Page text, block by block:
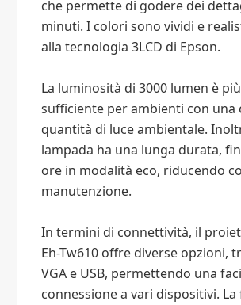
che permette di godere dei
minuti. I colori sono vividi e
alla tecnologia 3LCD di Epson.
La luminosità di 3000 lumen è
sufficiente per ambienti con una
quantità di luce ambientale.
lampada ha una lunga durata,
ore in modalità eco, riducendo
manutenzione.
In termini di connettività, il
Eh-Tw610 offre diverse opzioni,
VGA e USB, permettendo una
connessione a vari dispositivi.